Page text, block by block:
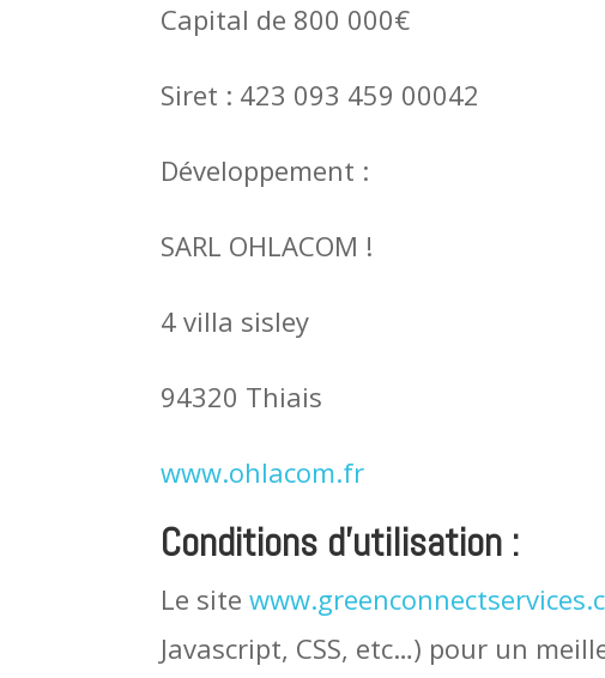
Capital de 800 000€
Siret : 423 093 459 00042
Développement :
SARL OHLACOM !
4 villa sisley
94320 Thiais
www.ohlacom.fr
Conditions d’utilisation :
Le site
Javascript, CSS, etc…) pour un